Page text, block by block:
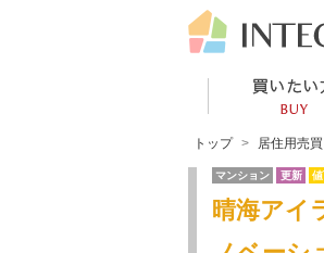
トップ 居住用売買
マンション 更新
晴海アイ